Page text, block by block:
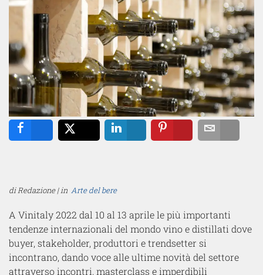
di Redazione | in Arte del bere
A Vinitaly 2022 dal 10 al 13 aprile le più importanti
tendenze internazionali del mondo vino e distillati dove
buyer, stakeholder, produttori e trendsetter si
incontrano, dando voce alle ultime novità del settore
attraverso incontri, masterclass e imperdibili